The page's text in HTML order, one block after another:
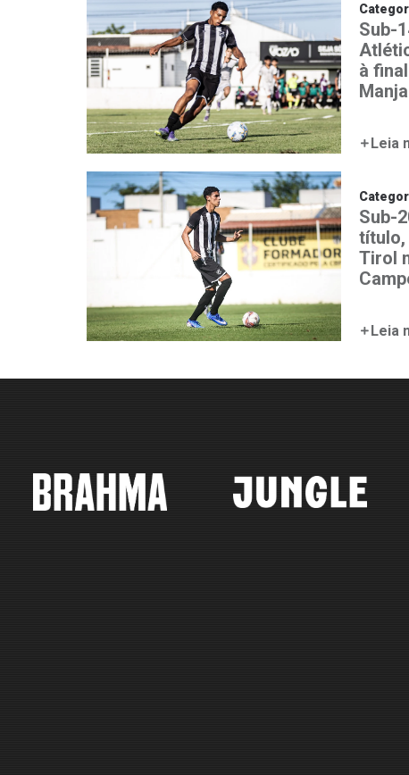
Sub-
à
Leia
Sub-
título,
Tirol
Leia